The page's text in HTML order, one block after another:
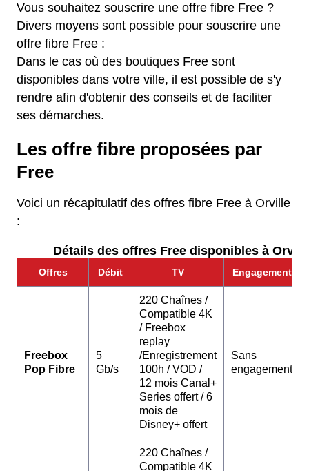
Vous souhaitez souscrire une offre fibre Free ?
Divers moyens sont possible pour souscrire une
offre fibre Free :
Dans le cas où des boutiques Free sont
disponibles dans votre ville, il est possible de s'y
rendre afin d'obtenir des conseils et de faciliter
ses démarches.
Les offre fibre proposées par
Free
Voici un récapitulatif des offres fibre Free à Orville
:
Détails des offres Free disponibles à
Offres Débit TV Engagement
Freebox
Pop Fibre
5
Gb/s
220 Chaînes /
Compatible 4K
/ Freebox
replay
/Enregistrement
100h / VOD /
12 mois Canal+
Series offert / 6
mois de
Disney+ offert
Sans
engagement
220 Chaînes /
Compatible 4K